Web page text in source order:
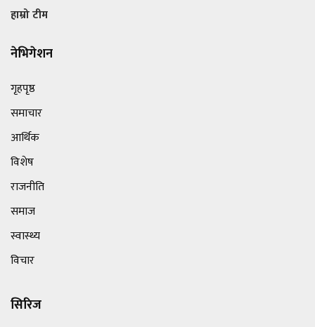
हाम्रो टीम
नेभिगेशन
गृहपृष्ठ
समाचार
आर्थिक
विशेष
राजनीति
समाज
स्वास्थ्य
विचार
सिरिज